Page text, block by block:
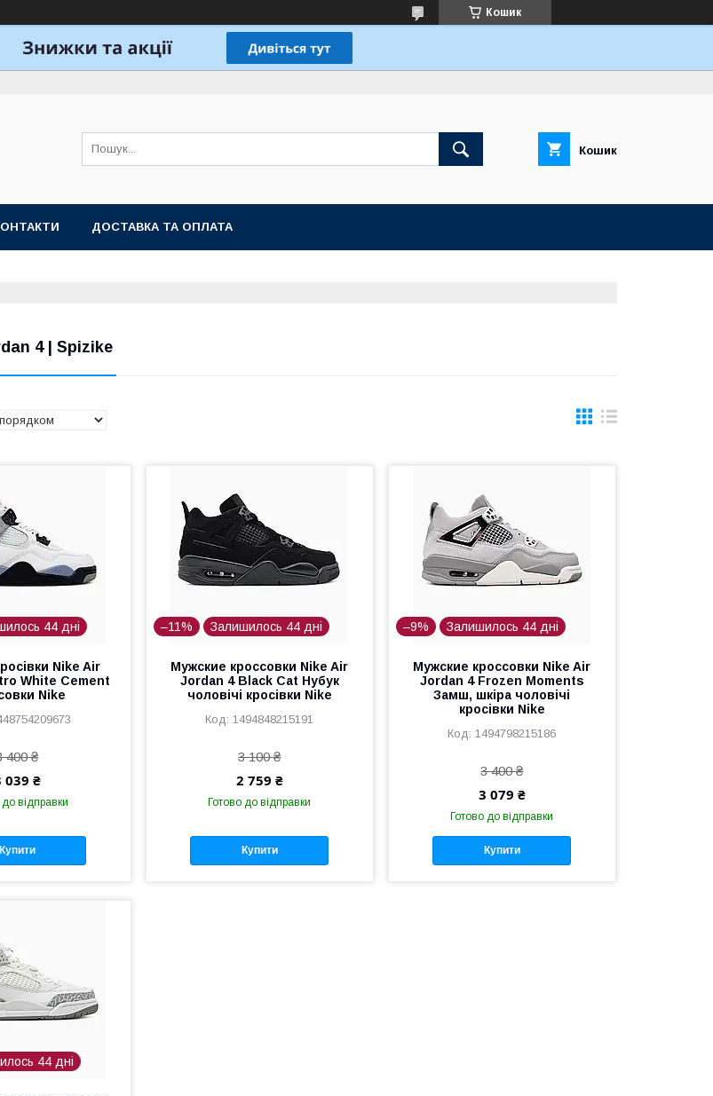
Кошик
Кошик
ДОСТАВКА ТА ОПЛАТА
Air Jordan 4 | Spizike
44 дні
Nike Air
White Cement
Nike
400 ₴
039 ₴
до відправки
Купити
–11% Залишилось 44 дні
Мужские кроссовки Nike Air
Jordan 4 Black Cat Нубук
чоловічі кросівки Nike
1494848215191
3 100 ₴
2 759 ₴
Готово до відправки
Купити
–9% Залишилось 44 дні
Мужские кроссовки Nike Air
Jordan 4 Frozen Moments
Замш, шкіра чоловічі
кросівки Nike
1494798215186
3 400 ₴
3 079 ₴
Готово до відправки
Купити
44 дні